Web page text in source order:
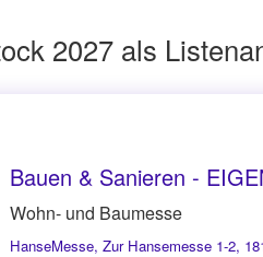
2027 als
Bauen & Sanieren -
Wohn- und Baumesse
HanseMesse,Zur Hansemesse 1-2,